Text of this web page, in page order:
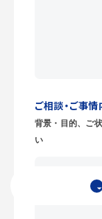
ご相談・ご事
背景・目的、ご
い